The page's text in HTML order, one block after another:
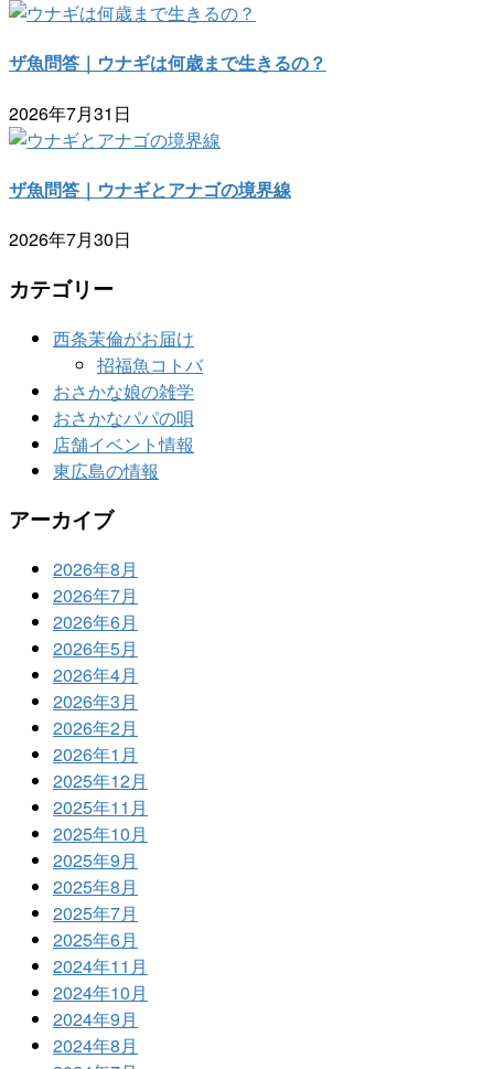
ザ魚問答｜ウナギは何歳まで生きるの？
2026年7月31日
ザ魚問答｜ウナギとアナゴの境界線
2026年7月30日
カテゴリー
西条茉倫がお届け
招福魚コトバ
おさかな娘の雑学
おさかなパパの唄
店舗イベント情報
東広島の情報
アーカイブ
2026年8月
2026年7月
2026年6月
2026年5月
2026年4月
2026年3月
2026年2月
2026年1月
2025年12月
2025年11月
2025年10月
2025年9月
2025年8月
2025年7月
2025年6月
2024年11月
2024年10月
2024年9月
2024年8月